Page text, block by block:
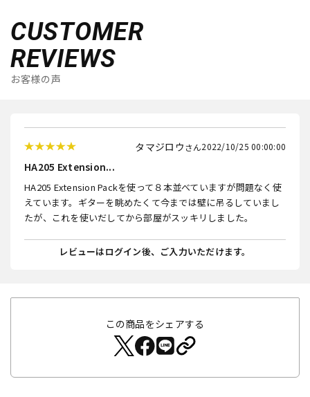
CUSTOMER
REVIEWS
お客様の声
タマジロウ 2022/10/25 00:00:00
HA205 Extension...
HA205 Extension Packを使って８本並べていますが問題なく使
えています。ギターを眺めたくて今までは壁に吊るしていまし
たが、これを使いだしてから部屋がスッキリしました。
レビューはログイン後、ご入力いただけます。
この商品をシェアする